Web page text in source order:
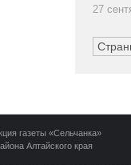
27
газеты «Сельчанка»
Алтайского края